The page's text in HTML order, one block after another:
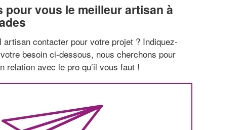
pour vous le meilleur artisan à
artisan contacter pour votre projet ? Indiquez-
besoin ci-dessous, nous cherchons pour
relation avec le pro qu’il vous faut !